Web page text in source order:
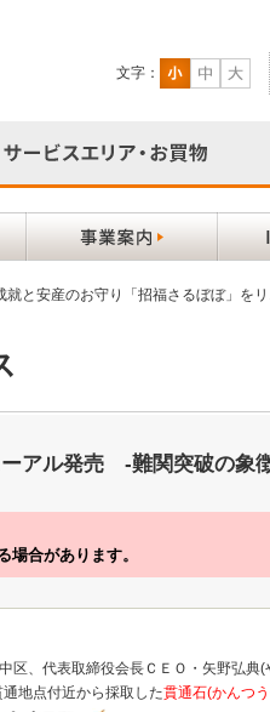
文字：
就と安産のお守り「招福さるぼぼ」を
アル発売 -難関突破の象
合があります。
区、代表取締役会長ＣＥＯ・矢野弘
地点付近から採取した貫通石(かんつ